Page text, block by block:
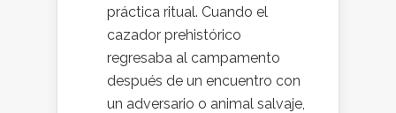
práctica ritual. Cuando el
cazador prehistórico
regresaba al campamento
después de un encuentro con
un adversario o animal salvaje,